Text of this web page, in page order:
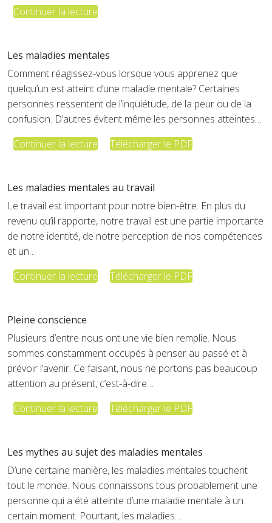
Continuer la lecture
Les maladies mentales
Comment réagissez-vous lorsque vous apprenez que
quelqu’un est atteint d’une maladie mentale? Certaines
personnes ressentent de l’inquiétude, de la peur ou de la
confusion. D’autres évitent même les personnes atteintes…
Continuer la lecture
Télécharger le PDF
Les maladies mentales au travail
Le travail est important pour notre bien-être. En plus du
revenu qu’il rapporte, notre travail est une partie importante
de notre identité, de notre perception de nos compétences
et un…
Continuer la lecture
Télécharger le PDF
Pleine conscience
Plusieurs d’entre nous ont une vie bien remplie. Nous
sommes constamment occupés à penser au passé et à
prévoir l’avenir. Ce faisant, nous ne portons pas beaucoup
attention au présent, c’est-à-dire…
Continuer la lecture
Télécharger le PDF
Les mythes au sujet des maladies mentales
D’une certaine manière, les maladies mentales touchent
tout le monde. Nous connaissons tous probablement une
personne qui a été atteinte d’une maladie mentale à un
certain moment. Pourtant, les maladies…